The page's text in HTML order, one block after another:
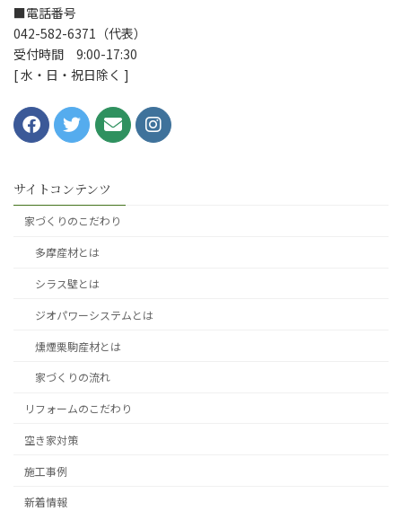
■電話番号
042-582-6371（代表）
受付時間 9:00-17:30
[ 水・日・祝日除く ]
サイトコンテンツ
家づくりのこだわり
多摩産材とは
シラス壁とは
ジオパワーシステムとは
燻煙栗駒産材とは
家づくりの流れ
リフォームのこだわり
空き家対策
施工事例
新着情報